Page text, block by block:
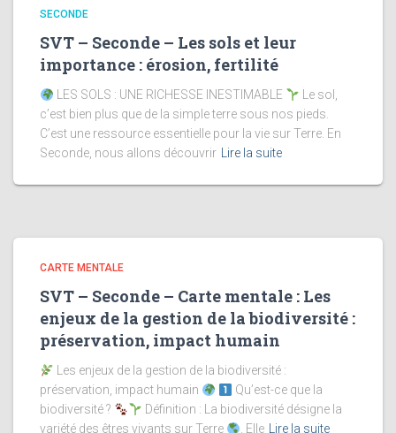
SECONDE
SVT – Seconde – Les sols et leur
importance : érosion, fertilité
LES SOLS : UNE RICHESSE INESTIMABLE
Le sol,
c’est bien plus que de la simple terre sous nos pieds.
C’est une ressource essentielle pour la vie sur Terre. En
Seconde, nous allons découvrir Lire la suite
CARTE MENTALE
SVT – Seconde – Carte mentale : Les
enjeux de la gestion de la biodiversité :
préservation, impact humain
Les enjeux de la gestion de la biodiversité :
préservation, impact humain
Qu’est-ce que la
biodiversité ?
Définition : La biodiversité désigne la
variété des êtres vivants sur Terre
. Elle Lire la suite